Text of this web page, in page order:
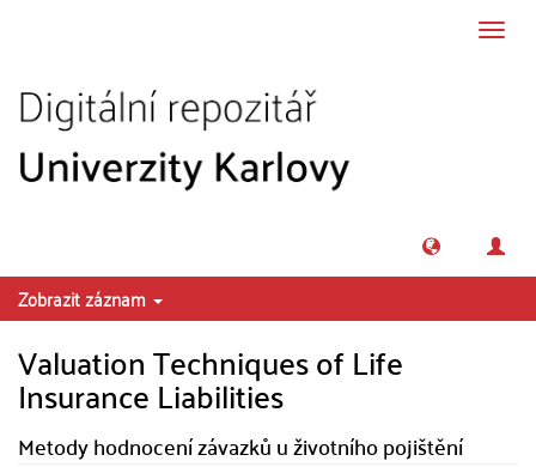
Zobrazit záznam
Valuation Techniques of Life
Insurance Liabilities
Metody hodnocení závazků u životního pojištění